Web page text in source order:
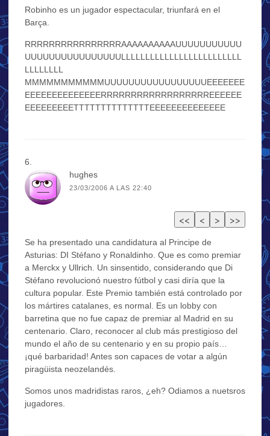
Robinho es un jugador espectacular, triunfará en el
Barça.
RRRRRRRRRRRRRRRRAAAAAAAAAAUUUUUUUUUUU
UUUUUUUUUUUUUUUULLLLLLLLLLLLLLLLLLLLLLLLL
LLLLLLLL
MMMMMMMMMMMUUUUUUUUUUUUUUUUUEEEEEEE
EEEEEEEEEEEEEERRRRRRRRRRRRRRRRRREEEEEE
EEEEEEEEETTTTTTTTTTTTTTEEEEEEEEEEEEEE
hughes
23/03/2006 A LAS 22:40
Se ha presentado una candidatura al Principe de
Asturias: DI Stéfano y Ronaldinho. Que es como premiar
a Merckx y Ullrich. Un sinsentido, considerando que Di
Stéfano revolucionó nuestro fútbol y casi diría que la
cultura popular. Este Premio también está controlado por
los mártires catalanes, es normal. Es un lobby con
barretina que no fue capaz de premiar al Madrid en su
centenario. Claro, reconocer al club más prestigioso del
mundo el año de su centenario y en su propio país…
¡qué barbaridad! Antes son capaces de votar a algún
piragüista neozelandés.
Somos unos madridistas raros, ¿eh? Odiamos a nuetsros
jugadores.